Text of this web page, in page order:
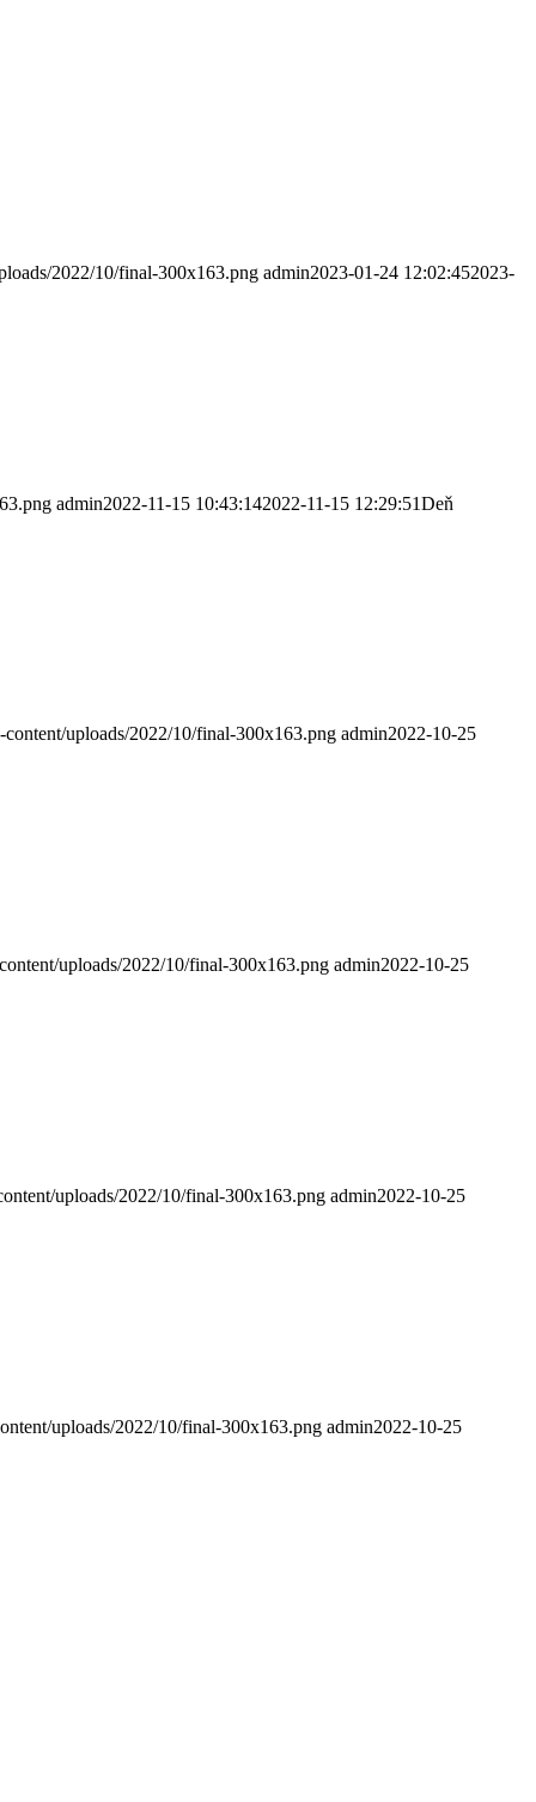
2022/10/final-300x163.png admin2023-01-24 12:02:452023-
admin2022-11-15 10:43:142022-11-15 12:29:51Deň
uploads/2022/10/final-300x163.png admin2022-10-25
uploads/2022/10/final-300x163.png admin2022-10-25
uploads/2022/10/final-300x163.png admin2022-10-25
uploads/2022/10/final-300x163.png admin2022-10-25